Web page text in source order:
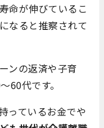
命が伸びているこ
なると推察されて
ンの返済や子育
〜60代です。
っているお金でや